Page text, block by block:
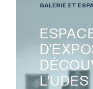
L'UDES
GALERIE ET